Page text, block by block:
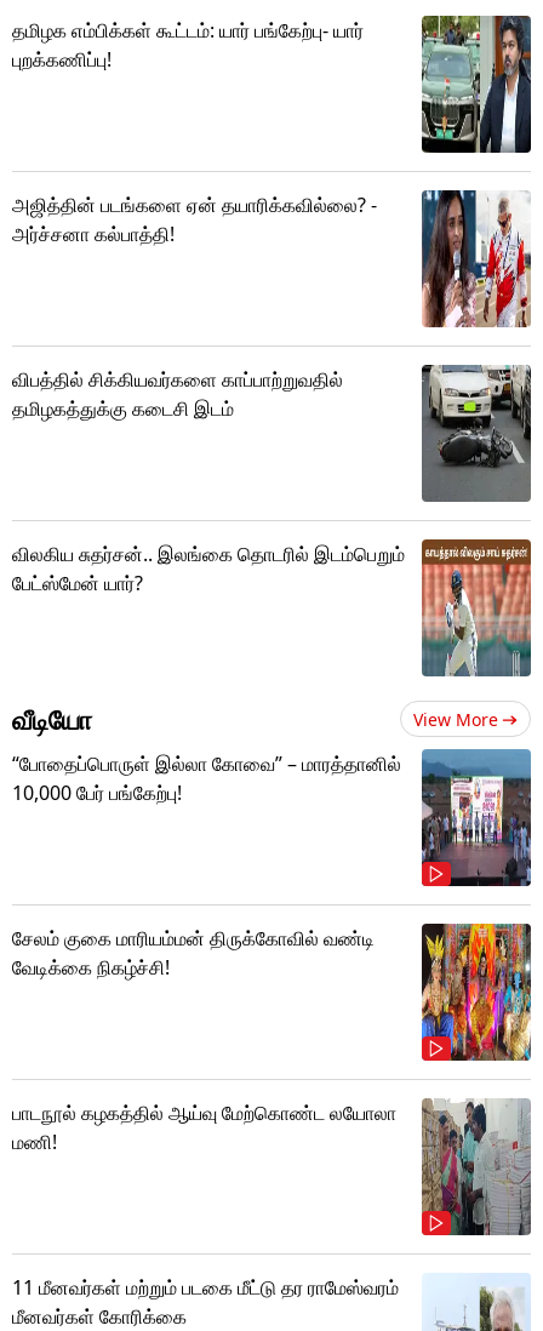
தமிழக எம்பிக்கள் கூட்டம்: யார் பங்கேற்பு- யார்
புறக்கணிப்பு!
அஜித்தின் படங்களை ஏன் தயாரிக்கவில்லை? -
அர்ச்சனா கல்பாத்தி!
விபத்தில் சிக்கியவர்களை காப்பாற்றுவதில்
தமிழகத்துக்கு கடைசி இடம்
விலகிய சுதர்சன்.. இலங்கை தொடரில் இடம்பெறும்
பேட்ஸ்மேன் யார்?
வீடியோ View More
“போதைப்பொருள் இல்லா கோவை” – மாரத்தானில்
10,000 பேர் பங்கேற்பு!
சேலம் குகை மாரியம்மன் திருக்கோவில் வண்டி
வேடிக்கை நிகழ்ச்சி!
பாடநூல் கழகத்தில் ஆய்வு மேற்கொண்ட லயோலா
மணி!
11 மீனவர்கள் மற்றும் படகை மீட்டு தர ராமேஸ்வரம்
மீனவர்கள் கோரிக்கை